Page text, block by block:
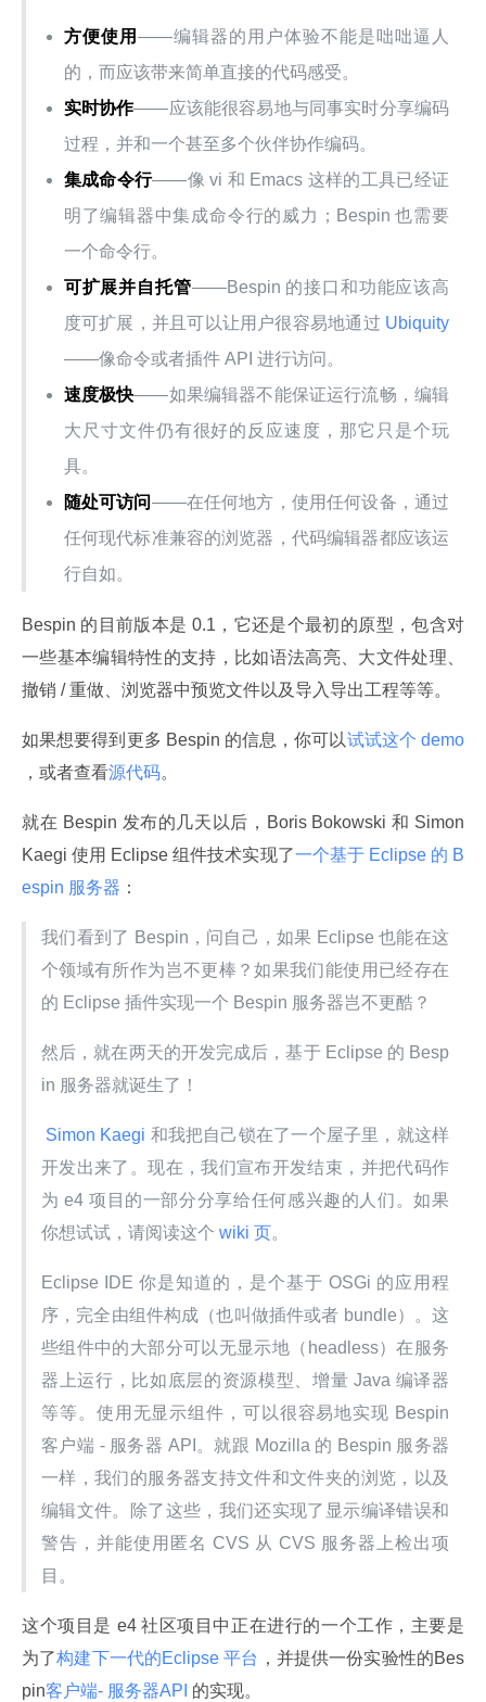
方便使用 ——编辑器的用户体验不能是咄咄逼人
的，而应该带来简单直接的代码感受。
实时协作——应该能很容易地与同事实时分享编码
过程，并和一个甚至多个伙伴协作编码。
集成命令行——像 vi 和 Emacs 这样的工具已经证
明了编辑器中集成命令行的威力；Bespin 也需要
一个命令行。
可扩展并自托管——Bespin 的接口和功能应该高
度可扩展，并且可以让用户很容易地通过 Ubiquity
——像命令或者插件 API 进行访问。
速度极快——如果编辑器不能保证运行流畅，编辑
大尺寸文件仍有很好的反应速度，那它只是个玩
具。
随处可访问——在任何地方，使用任何设备，通过
任何现代标准兼容的浏览器，代码编辑器都应该运
行自如。
Bespin 的目前版本是 0.1，它还是个最初的原型，包含对
一些基本编辑特性的支持，比如语法高亮、大文件处理、
撤销 / 重做、浏览器中预览文件以及导入导出工程等等。
如果想要得到更多 Bespin 的信息，你可以
，或者查看源代码。
就在 Bespin 发布的几天以后，Boris Bokowski 和 Simon
Kaegi 使用 Eclipse 组件技术实现了一个基于 Eclipse 的 B
espin 服务器 ：
我们看到了 Bespin，问自己，如果 Eclipse 也能在这
个领域有所作为岂不更棒？如果我们能使用已经存在
的 Eclipse 插件实现一个 Bespin 服务器岂不更酷？
然后，就在两天的开发完成后，基于 Eclipse 的 Besp
in 服务器就诞生了！
Simon Kaegi 和我把自己锁在了一个屋子里，就这样
开发出来了。现在，我们宣布开发结束，并把代码作
为 e4 项目的一部分分享给任何感兴趣的人们。如果
你想试试，请阅读这个 wiki 页。
Eclipse IDE 你是知道的，是个基于 OSGi 的应用程
序，完全由组件构成（也叫做插件或者 bundle）。这
些组件中的大部分可以无显示地（headless）在服务
器上运行，比如底层的资源模型、增量 Java 编译器
等等。使用无显示组件，可以很容易地实现 Bespin
客户端 - 服务器 API。就跟 Mozilla 的 Bespin 服务器
一样，我们的服务器支持文件和文件夹的浏览，以及
编辑文件。除了这些，我们还实现了显示编译错误和
警告，并能使用匿名 CVS 从 CVS 服务器上检出项
目。
这个项目是 e4 社区项目中正在进行的一个工作，主要是
为了构建下一代的Eclipse 平台 ，并提供一份实验性的Bes
pin客户端- 服务器API 的实现。